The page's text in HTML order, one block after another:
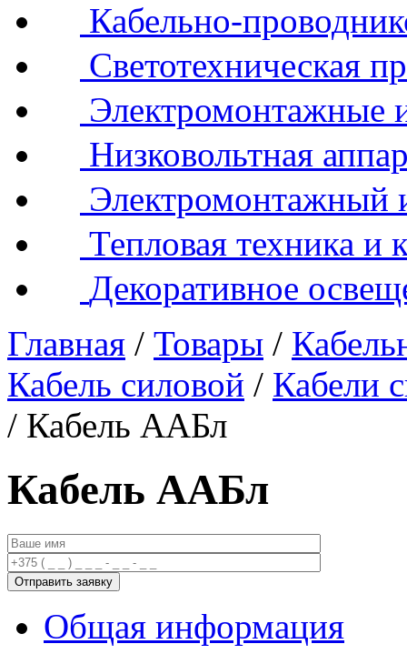
Кабельно-
Светотехническая
Электромонтажные
Низковольтная
Электромонтажный
Тепловая техника и
Декоративное
Главная / Товары /
Кабель силовой / Кабели
/ Кабель ААБл
Кабель ААБл
Общая информация